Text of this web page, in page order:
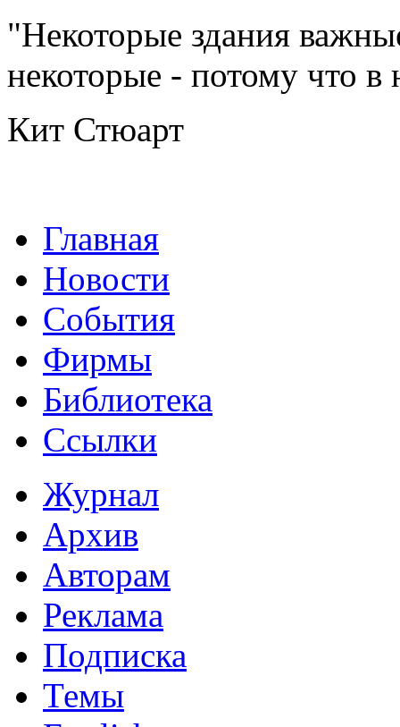
"Некоторые здания
некоторые - потому что
Кит Стюарт
Главная
Новости
События
Фирмы
Библиотека
Ссылки
Журнал
Архив
Авторам
Реклама
Подписка
Темы